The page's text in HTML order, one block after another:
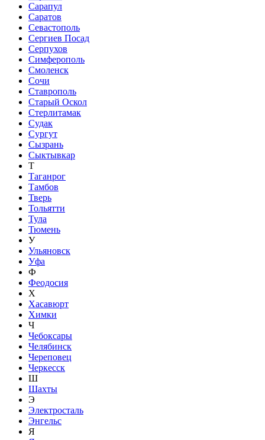
Сарапул
Саратов
Севастополь
Сергиев Посад
Серпухов
Симферополь
Смоленск
Сочи
Ставрополь
Старый Оскол
Стерлитамак
Судак
Сургут
Сызрань
Сыктывкар
Т
Таганрог
Тамбов
Тверь
Тольятти
Тула
Тюмень
У
Ульяновск
Уфа
Ф
Феодосия
Х
Хасавюрт
Химки
Ч
Чебоксары
Челябинск
Череповец
Черкесск
Ш
Шахты
Э
Электросталь
Энгельс
Я